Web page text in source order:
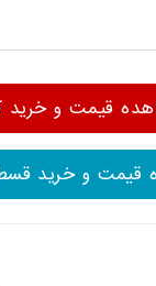
قیمت و خرید
و خرید